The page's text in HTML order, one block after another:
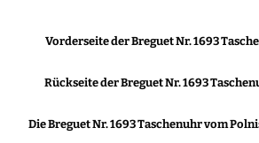
Vorderseite der Breguet Nr. 1693
Rückseite der Breguet Nr. 1693
Die Breguet Nr. 1693 Taschenuhr vom